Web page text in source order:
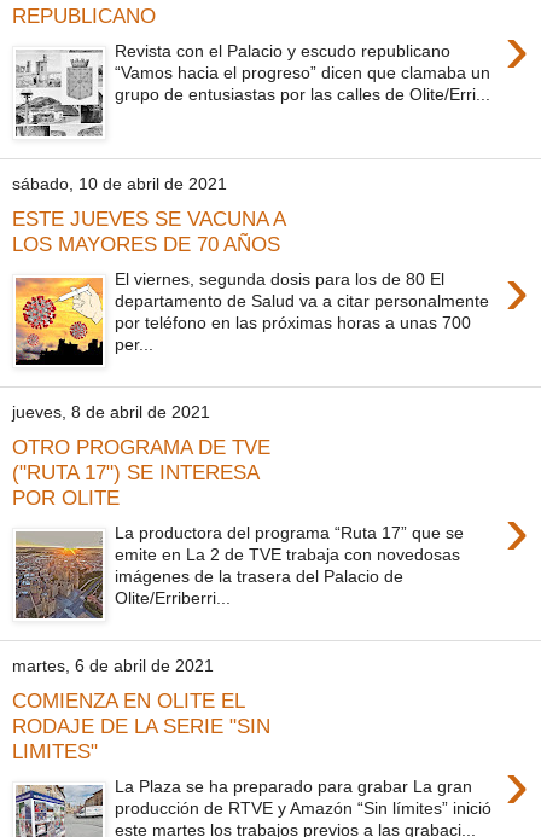
REPUBLICANO
›
Revista con el Palacio y escudo republicano
“Vamos hacia el progreso” dicen que clamaba un
grupo de entusiastas por las calles de Olite/Erri...
sábado, 10 de abril de 2021
ESTE JUEVES SE VACUNA A
LOS MAYORES DE 70 AÑOS
›
El viernes, segunda dosis para los de 80 El
departamento de Salud va a citar personalmente
por teléfono en las próximas horas a unas 700
per...
jueves, 8 de abril de 2021
OTRO PROGRAMA DE TVE
("RUTA 17") SE INTERESA
POR OLITE
›
La productora del programa “Ruta 17” que se
emite en La 2 de TVE trabaja con novedosas
imágenes de la trasera del Palacio de
Olite/Erriberri...
martes, 6 de abril de 2021
COMIENZA EN OLITE EL
RODAJE DE LA SERIE "SIN
LIMITES"
›
La Plaza se ha preparado para grabar La gran
producción de RTVE y Amazón “Sin límites” inició
este martes los trabajos previos a las grabaci...